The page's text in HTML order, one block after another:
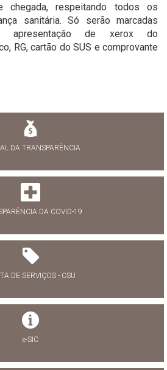
chegada, respeitando todos os
sanitária. Só serão marcadas
apresentação de xerox do
RG, cartão do SUS e comprovante
DA TRANSPARÊNCIA
DA COVID-19
DE SERVIÇOS - CSU
e-SIC